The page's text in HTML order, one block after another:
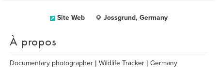
Site Web Jossgrund, Germany
À propos
Documentary photographer | Wildlife Tracker | Germany